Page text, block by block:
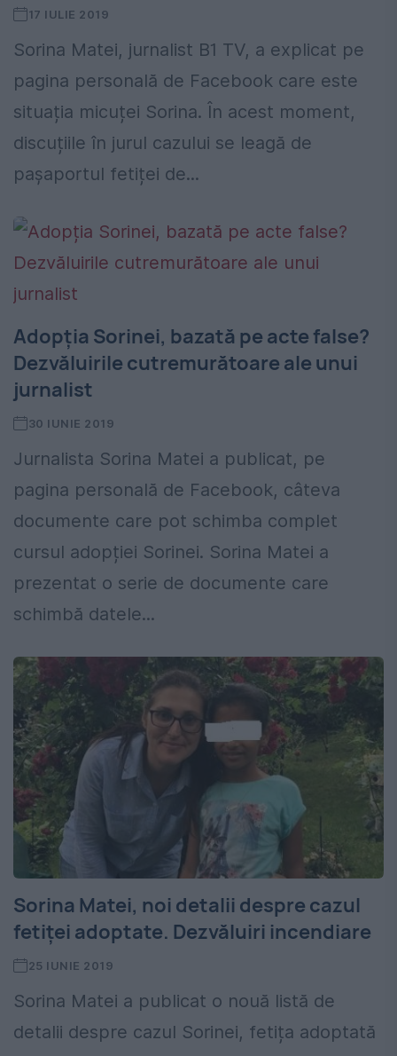
17 IULIE 2019
Sorina Matei, jurnalist B1 TV, a explicat pe
pagina personală de Facebook care este
situația micuței Sorina. În acest moment,
discuțiile în jurul cazului se leagă de
pașaportul fetiței de...
Adopția Sorinei, bazată pe acte false?
Dezvăluirile cutremurătoare ale unui
jurnalist
30 IUNIE 2019
Jurnalista Sorina Matei a publicat, pe
pagina personală de Facebook, câteva
documente care pot schimba complet
cursul adopției Sorinei. Sorina Matei a
prezentat o serie de documente care
schimbă datele...
Sorina Matei, noi detalii despre cazul
fetiței adoptate. Dezvăluiri incendiare
25 IUNIE 2019
Sorina Matei a publicat o nouă listă de
detalii despre cazul Sorinei, fetița adoptată